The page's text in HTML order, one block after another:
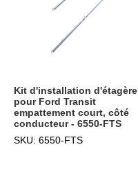
Kit d'installation d'étagère
pour Ford Transit
empattement court, côté
conducteur - 6550-FTS
SKU: 6550-FTS